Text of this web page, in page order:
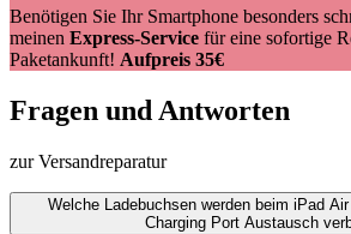
Benötigen Sie Ihr Smartphone besonders
meinen Express-Service für eine sofortige
Paketankunft! Aufpreis 35€
Fragen und Antworten
zur Versandreparatur
Welche Ladebuchsen werden beim iPad
Charging Port Austausch